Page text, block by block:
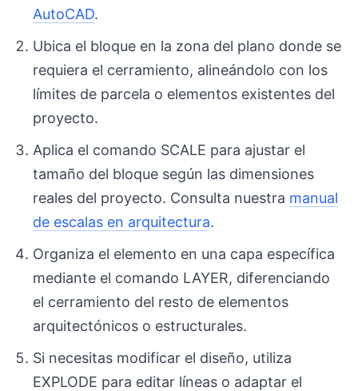
AutoCAD.
Ubica el bloque en la zona del plano donde se
requiera el cerramiento, alineándolo con los
límites de parcela o elementos existentes del
proyecto.
Aplica el comando SCALE para ajustar el
tamaño del bloque según las dimensiones
reales del proyecto. Consulta nuestra manual
de escalas en arquitectura.
Organiza el elemento en una capa específica
mediante el comando LAYER, diferenciando
el cerramiento del resto de elementos
arquitectónicos o estructurales.
Si necesitas modificar el diseño, utiliza
EXPLODE para editar líneas o adaptar el